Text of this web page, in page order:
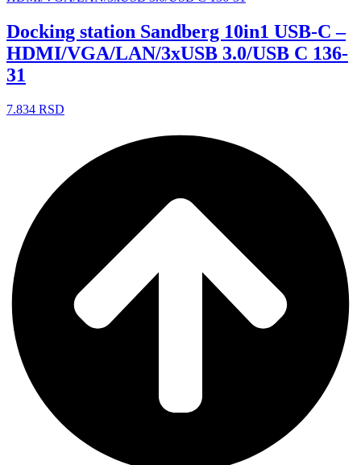
Docking station Sandberg 10in1 USB-C –
HDMI/VGA/LAN/3xUSB 3.0/USB C 136-
31
7.834 RSD